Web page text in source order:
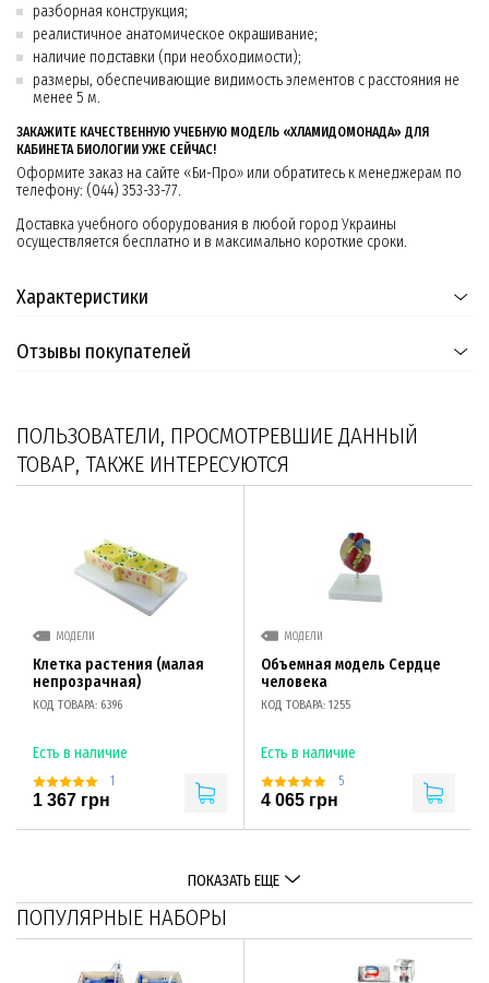
разборная конструкция;
реалистичное анатомическое окрашивание;
наличие подставки (при необходимости);
размеры, обеспечивающие видимость элементов с расстояния не
менее 5 м.
ЗАКАЖИТЕ КАЧЕСТВЕННУЮ УЧЕБНУЮ МОДЕЛЬ «ХЛАМИДОМОНАДА» ДЛЯ
КАБИНЕТА БИОЛОГИИ УЖЕ СЕЙЧАС!
Оформите заказ на сайте «Би-Про» или обратитесь к менеджерам по
телефону: (044) 353-33-77.
Доставка учебного оборудования в любой город Украины
осуществляется бесплатно и в максимально короткие сроки.
Характеристики
Отзывы покупателей
ПОЛЬЗОВАТЕЛИ, ПРОСМОТРЕВШИЕ ДАННЫЙ
ТОВАР, ТАКЖЕ ИНТЕРЕСУЮТСЯ
МОДЕЛИ
Клетка растения (малая
непрозрачная)
КОД ТОВАРА: 6396
Есть в наличие
1
1 367 грн
МОДЕЛИ
Объемная модель Сердце
человека
КОД ТОВАРА: 1255
Есть в наличие
5
4 065 грн
ПОКАЗАТЬ ЕЩЕ
ПОПУЛЯРНЫЕ НАБОРЫ